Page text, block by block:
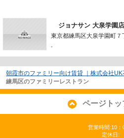
ジョナサン 大泉学園店
東京都練馬区大泉学園町７
-
朝霞市のファミリー向け賃貸 ｜株式会社UK
練馬区のファミリーレストラン
ページトッ
営業時間:10：
定休日: